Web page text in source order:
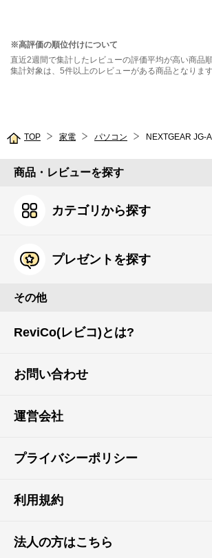
※高評価の順位付けについて
直近2週間で集計したレビューの評価平均が高い商品
集計対象は、5件以上のレビューがある商品となります
TOP 家電 パソコン NEXTGEAR JG-
商品・レビューを探す
カテゴリから探す
プレゼントを探す
その他
ReviCo(レビコ)とは?
お問い合わせ
運営会社
プライバシーポリシー
利用規約
法人の方はこちら